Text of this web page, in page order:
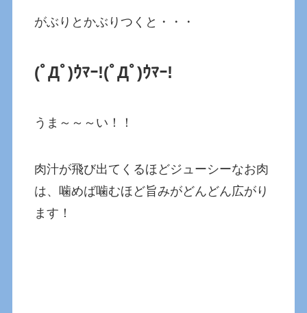
がぶりとかぶりつくと・・・
(ﾟДﾟ)ｳﾏｰ!(ﾟДﾟ)ｳﾏｰ!
うま～～～い！！
肉汁が飛び出てくるほどジューシーなお肉
は、噛めば噛むほど旨みがどんどん広がり
ます！